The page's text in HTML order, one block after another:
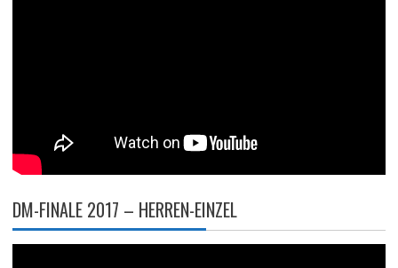
DM-FINALE 2017 – HERREN-EINZEL